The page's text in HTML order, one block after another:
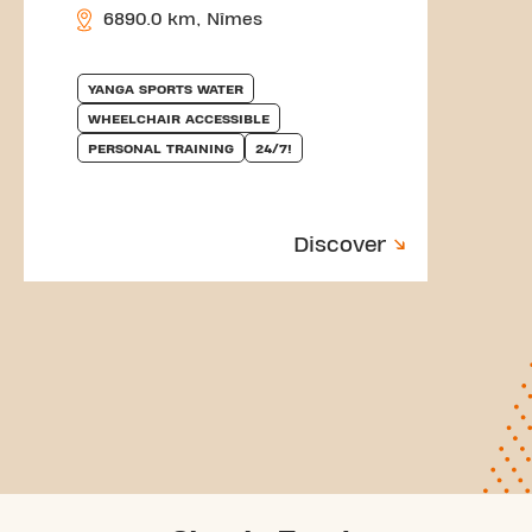
6890.0 km, Nîmes
YANGA SPORTS WATER
WHEELCHAIR ACCESSIBLE
PERSONAL TRAINING 24/7!
Discover